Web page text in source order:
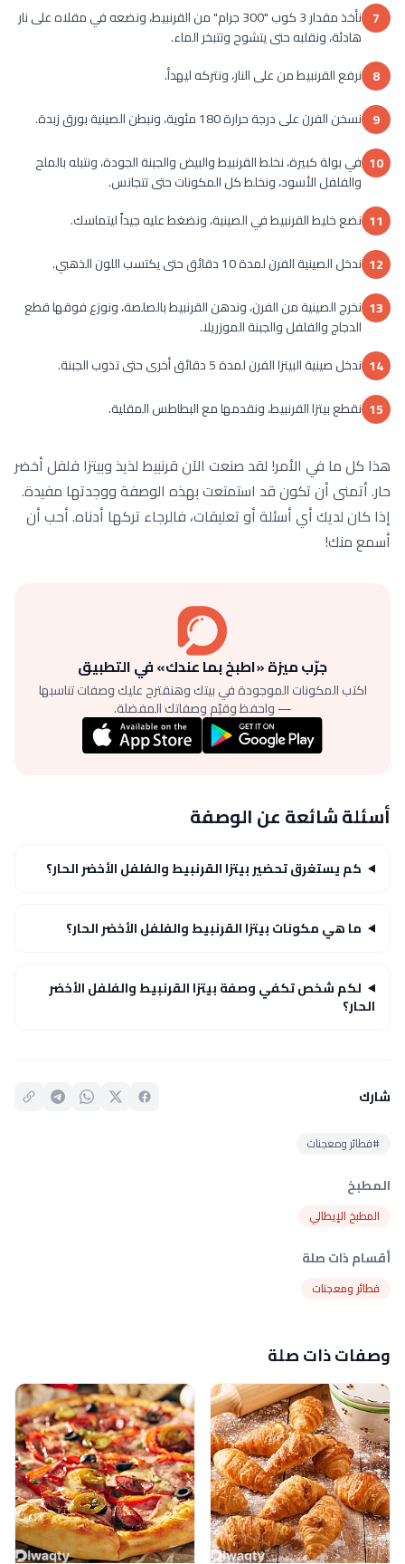
7
نأخذ مقدار 3 كوب "300 جرام" من القرنبيط، ونضعه في مقلاه على نار
هادئة، ونقلبه حتى يتشوح وتتبخر الماء.
8 نرفع القرنبيط من على النار، ونتركه ليهدأ.
9 نسخن الفرن على درجة حرارة 180 مئوية، ونبطن الصينية بورق زبدة.
10 في بولة كبيرة، نخلط القرنبيط والبيض والجبنة الجودة، ونتبله بالملح
والفلفل الأسود، ونخلط كل المكونات حتى تتجانس.
11 نضع خليط القرنبيط في الصينية، ونضغط عليه جيداً ليتماسك.
12 ندخل الصينية الفرن لمدة 10 دقائق حتى يكتسب اللون الذهبي.
13 نخرج الصينية من الفرن، وندهن القرنبيط بالصلصة، ونوزع فوقها قطع
الدجاج والفلفل والجبنة الموزريلا.
14 ندخل صينية البيتزا الفرن لمدة 5 دقائق أخرى حتى تذوب الجبنة.
15 نقطع بيتزا القرنبيط، ونقدمها مع البطاطس المقلية.
هذا كل ما في الأمر! لقد صنعت الآن قرنبيط لذيذ وبيتزا فلفل أخضر
حار. أتمنى أن تكون قد استمتعت بهذه الوصفة ووجدتها مفيدة.
إذا كان لديك أي أسئلة أو تعليقات، فالرجاء تركها أدناه. أحب أن
أسمع منك!
جرّب ميزة «اطبخ بما عندك» في التطبيق
اكتب المكونات الموجودة في بيتك وهنقترح عليك وصفات تناسبها
— واحفظ وقيّم وصفاتك المفضلة.
أسئلة شائعة عن الوصفة
كم يستغرق تحضير بيتزا القرنبيط والفلفل الأخضر الحار؟
ما هي مكونات بيتزا القرنبيط والفلفل الأخضر الحار؟
لكم شخص تكفي وصفة بيتزا القرنبيط والفلفل الأخضر
الحار؟
شارك
#فطائر ومعجنات
المطبخ
المطبخ الإيطالي
أقسام ذات صلة
فطائر ومعجنات
وصفات ذات صلة